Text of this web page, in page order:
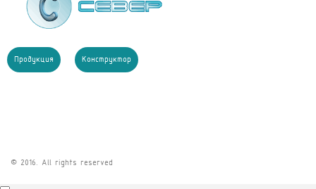
Продукция Конструктор
© 2016. All rights reserved